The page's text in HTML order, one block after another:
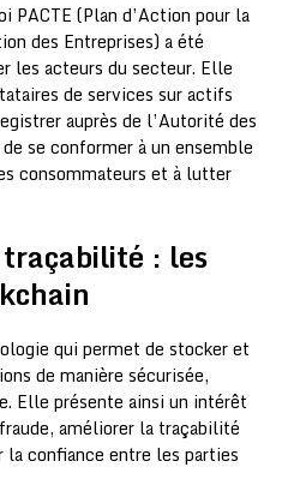
PACTE (Plan d’Action pour la
des Entreprises) a été
les acteurs du secteur. Elle
de services sur actifs
auprès de l’Autorité des
se conformer à un ensemble
consommateurs et à lutter
: les
qui permet de stocker et
de manière sécurisée,
Elle présente ainsi un intérêt
améliorer la traçabilité
confiance entre les parties